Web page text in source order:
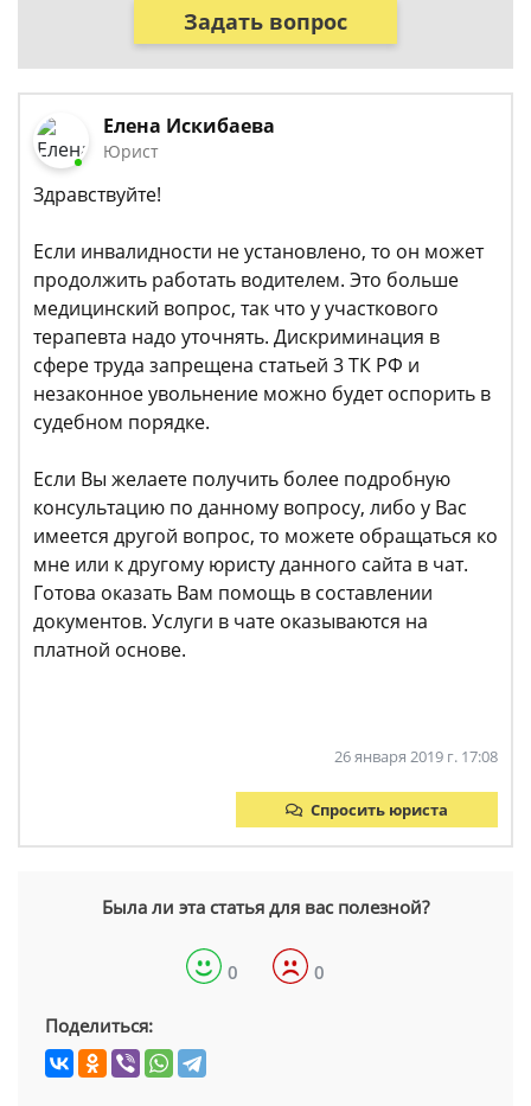
Задать вопрос
Елена Искибаева
Юрист
Здравствуйте!
Если инвалидности не установлено, то он может
продолжить работать водителем. Это больше
медицинский вопрос, так что у участкового
терапевта надо уточнять. Дискриминация в
сфере труда запрещена статьей 3 ТК РФ и
незаконное увольнение можно будет оспорить в
судебном порядке.
Если Вы желаете получить более подробную
консультацию по данному вопросу, либо у Вас
имеется другой вопрос, то можете обращаться ко
мне или к другому юристу данного сайта в чат.
Готова оказать Вам помощь в составлении
документов. Услуги в чате оказываются на
платной основе.
26 января 2019 г. 17:08
Спросить юриста
Была ли эта статья для вас полезной?
0 0
Поделиться: